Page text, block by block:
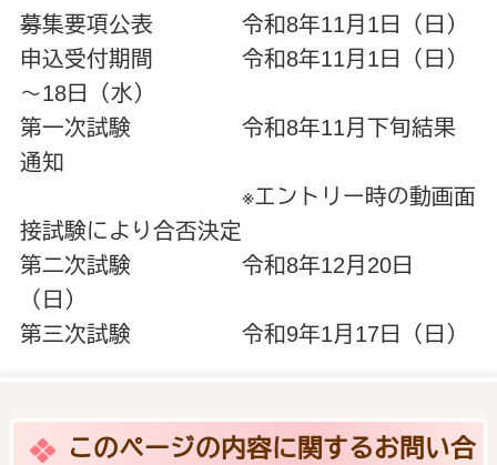
募集要項公表 令和8年11月1日（日）
申込受付期間 令和8年11月1日（日）
～18日（水）
第一次試験 令和8年11月下旬結果
通知
※エントリー時の動画面
接試験により合否決定
第二次試験 令和8年12月20日
（日）
第三次試験 令和9年1月17日（日）
このページの内容に関するお問い合